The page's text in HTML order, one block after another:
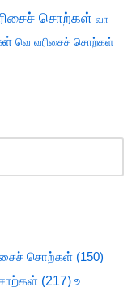
சொற்கள் வா
வெ வரிசைச் சொற்கள்
சொற்கள் (150)
(217) உ